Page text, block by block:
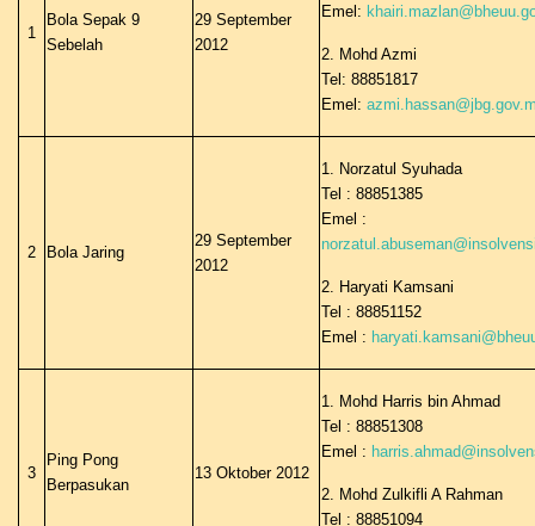
1
Bola Sepak 9
Sebelah
29 September
2012
Emel:
2. Mohd Azmi
Tel: 88851817
Emel:
2 Bola Jaring
29 September
2012
1. Norzatul Syuhada
Tel : 88851385
Emel :
2. Haryati Kamsani
Tel : 88851152
Emel :
3
Ping Pong
Berpasukan
13 Oktober 2012
1. Mohd Harris bin Ahmad
Tel : 88851308
Emel :
2. Mohd Zulkifli A Rahman
Tel : 88851094